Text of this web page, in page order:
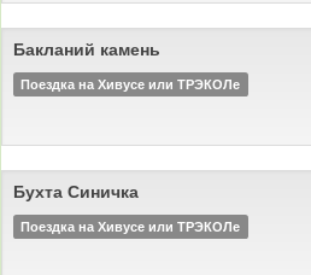
Бакланий камень
Поездка на Хивусе или ТРЭКОЛе
Бухта Синичка
Поездка на Хивусе или ТРЭКОЛе